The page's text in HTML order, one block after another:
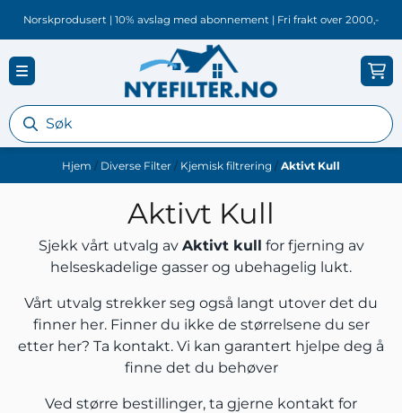
Hopp til innhold
Norskprodusert | 10% avslag med abonnement | Fri frakt over 2000,-
Hjem / Diverse Filter / Kjemisk filtrering / Aktivt Kull
Aktivt Kull
Sjekk vårt utvalg av Aktivt kull for fjerning av
helseskadelige gasser og ubehagelig lukt.
Vårt utvalg strekker seg også langt utover det du
finner her. Finner du ikke de størrelsene du ser
etter her? Ta kontakt. Vi kan garantert hjelpe deg å
finne det du behøver
Ved større bestillinger, ta gjerne kontakt for